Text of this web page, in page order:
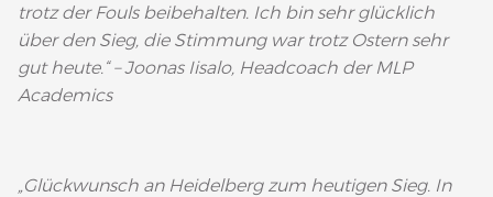
trotz der Fouls beibehalten. Ich bin sehr glücklich
über den Sieg, die Stimmung war trotz Ostern sehr
gut heute.“ – Joonas Iisalo, Headcoach der MLP
Academics
„Glückwunsch an Heidelberg zum heutigen Sieg. In